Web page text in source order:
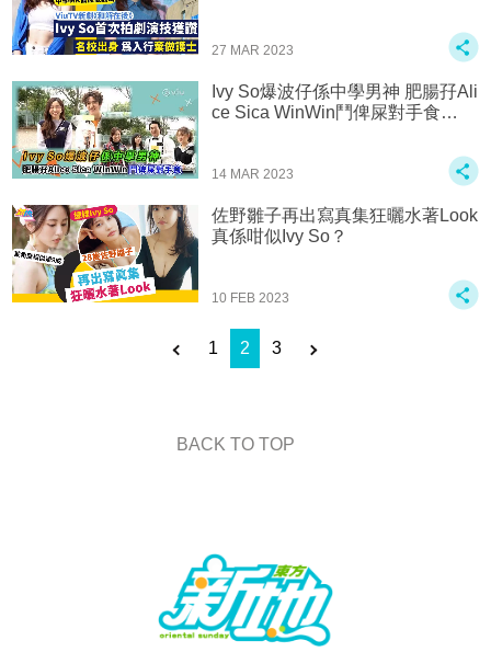
27 MAR 2023
Ivy So爆波仔係中學男神 肥腸孖Ali
ce Sica WinWin鬥俾屎對手食…
14 MAR 2023
佐野雛子再出寫真集狂曬水著Look
真係咁似Ivy So？
10 FEB 2023
1 2 3
BACK TO TOP